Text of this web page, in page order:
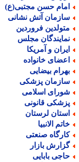
حسن مجتبی(ع)
آتش نشانی
فروردین
مجلس
و آمریکا
خانواده
بیضایی
پزشکی
اسلامی
قانونی
لرستان
الانبیا
صنعتی
بازار
بابایی